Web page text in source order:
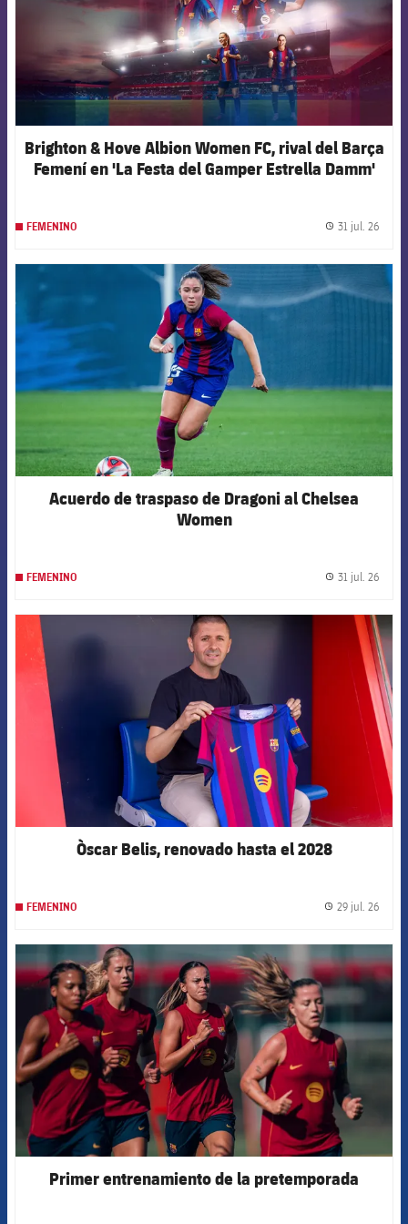
Brighton & Hove Albion Women FC, rival del Barça
Femení en 'La Festa del Gamper Estrella Damm'
FEMENINO 31 jul. 26
FCB Barcelona badge
Acuerdo de traspaso de Dragoni al Chelsea
Women
FEMENINO 31 jul. 26
FCB Barcelona badge
Òscar Belis, renovado hasta el 2028
FEMENINO 29 jul. 26
FCB Barcelona badge
Primer entrenamiento de la pretemporada